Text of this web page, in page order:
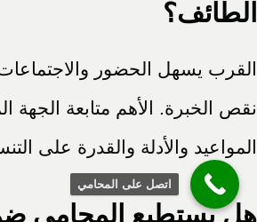
الطائف؟
القرب يسهل الحضور
نقص الخبرة. الأهم متابعة
المواعيد والأدلة والقدرة على
هل يستطيع المحامي
اتصل على المحامي